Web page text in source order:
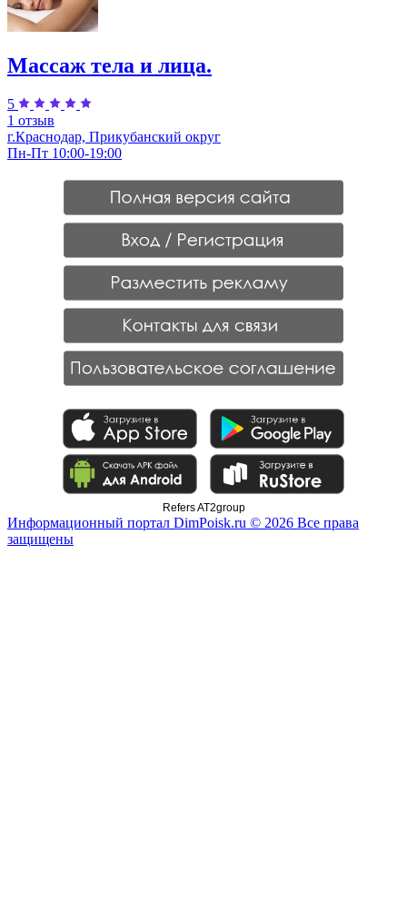
Массаж тела и лица.
5
1 отзыв
г.Краснодар, Прикубанский округ
Пн-Пт 10:00-19:00
Refers AT2group
Информационный портал DimPoisk.ru © 2026 Все права
защищены